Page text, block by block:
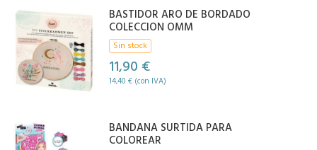
BASTIDOR ARO DE BORDADO
COLECCION OMM
Sin stock
11,90 €
14,40 € (con IVA)
BANDANA SURTIDA PARA
COLOREAR